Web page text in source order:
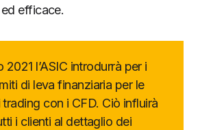
efficace.
2021 l’ASIC introdurrà per i
di leva finanziaria per le
con i CFD. Ciò influirà
i clienti al dettaglio dei